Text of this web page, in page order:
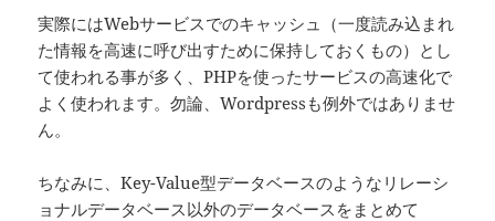
実際にはWebサービスでのキャッシュ（一度読み込まれ
た情報を高速に呼び出すために保持しておくもの）とし
て使われる事が多く、PHPを使ったサービスの高速化で
よく使われます。勿論、Wordpressも例外ではありませ
ん。
ちなみに、Key-Value型データベースのようなリレーシ
ョナルデータベース以外のデータベースをまとめて